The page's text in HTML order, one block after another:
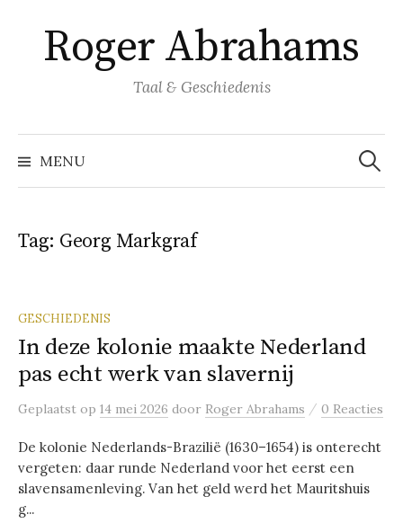
inhoud
springen
Roger Abrahams
Taal & Geschiedenis
MENU
Zoeken
naar:
Tag: Georg Markgraf
GESCHIEDENIS
In deze kolonie maakte Nederland
pas echt werk van slavernij
Geplaatst op 14 mei 2026 door Roger Abrahams / 0 Reacties
De kolonie Nederlands-Brazilië (1630–1654) is onterecht
vergeten: daar runde Nederland voor het eerst een
slavensamenleving. Van het geld werd het Mauritshuis
g...